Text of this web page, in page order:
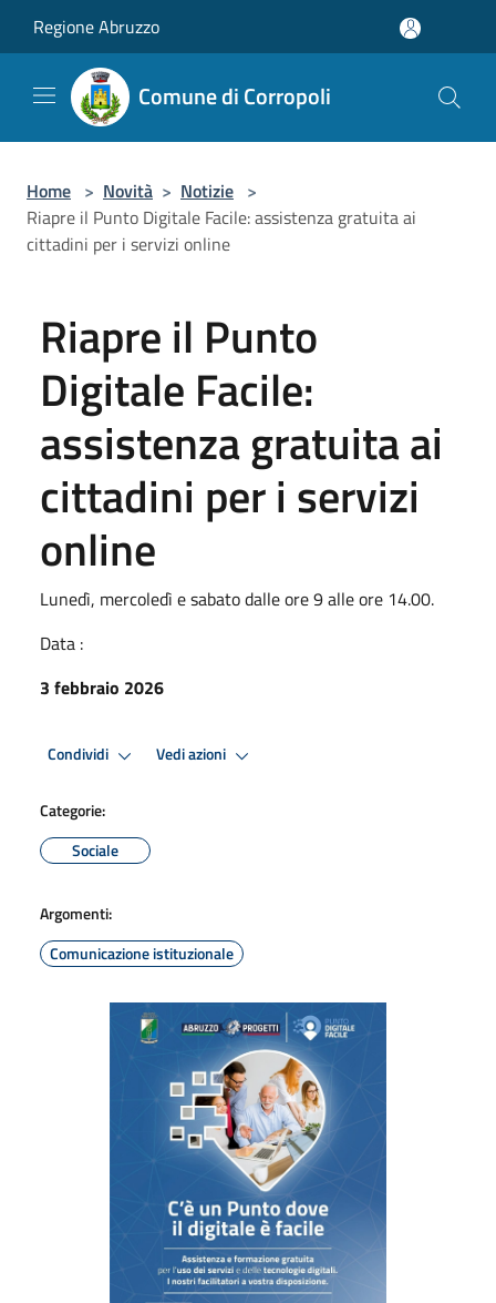
Regione Abruzzo
Comune di Corropoli
Home > Novità > Notizie >
Riapre il Punto Digitale Facile: assistenza gratuita ai
cittadini per i servizi online
Riapre il Punto
Digitale Facile:
assistenza gratuita ai
cittadini per i servizi
online
Lunedì, mercoledì e sabato dalle ore 9 alle ore 14.00.
Data :
3 febbraio 2026
Condividi Vedi azioni
Categorie:
Sociale
Argomenti:
Comunicazione istituzionale